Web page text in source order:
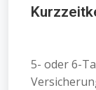
5- oder 6-